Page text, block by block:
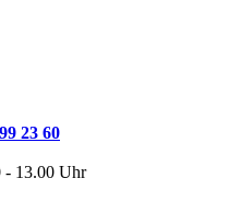
23 60
- 13.00 Uhr